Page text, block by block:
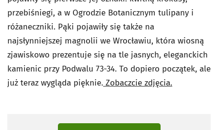
przebiśniegi, a w Ogrodzie Botanicznym tulipany i
różaneczniki. Pąki pojawiły się także na
najsłynniejszej magnolii we Wrocławiu, która wiosną
zjawiskowo prezentuje się na tle jasnych, eleganckich
kamienic przy Podwalu 73-34. To dopiero początek, ale
już teraz wygląda pięknie. Zobaczcie zdjęcia.